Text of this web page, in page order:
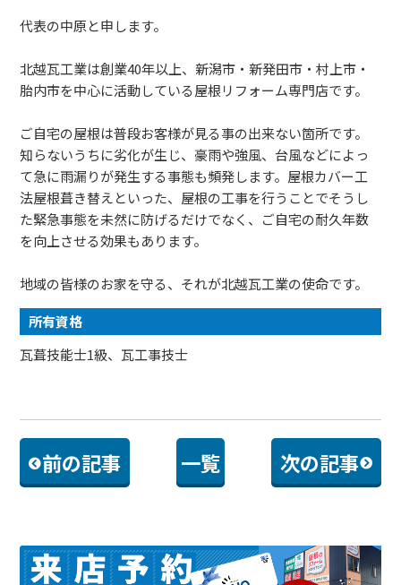
代表の中原と申します。
北越瓦工業は創業40年以上、新潟市・新発田市・村上市・
胎内市を中心に活動している屋根リフォーム専門店です。
ご自宅の屋根は普段お客様が見る事の出来ない箇所です。
知らないうちに劣化が生じ、豪雨や強風、台風などによっ
て急に雨漏りが発生する事態も頻発します。屋根カバー工
法屋根葺き替えといった、屋根の工事を行うことでそうし
た緊急事態を未然に防げるだけでなく、ご自宅の耐久年数
を向上させる効果もあります。
地域の皆様のお家を守る、それが北越瓦工業の使命です。
所有資格
瓦葺技能士1級、瓦工事技士
前の記事 一覧 次の記事